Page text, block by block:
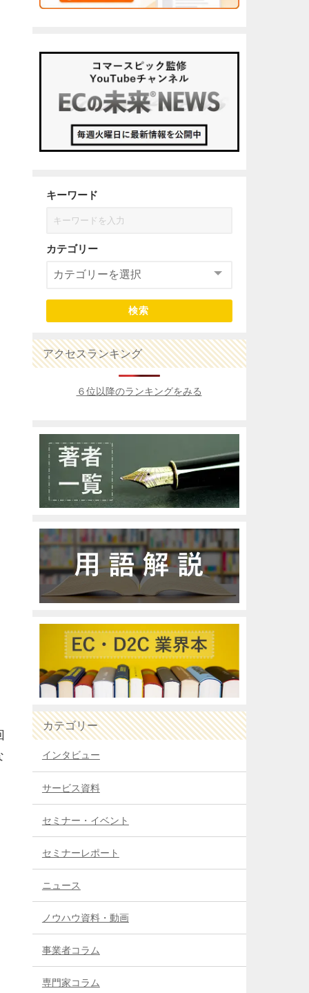
キーワード
カテゴリー
検索
アクセスランキング
６位以降のランキングをみる
カテゴリー
インタビュー
サービス資料
セミナー・イベント
セミナーレポート
ニュース
ノウハウ資料・動画
事業者コラム
専門家コラム